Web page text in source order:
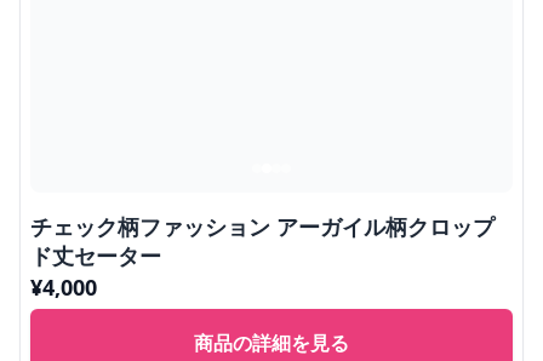
チェック柄ファッション アーガイル柄クロップ
ド丈セーター
¥4,000
商品の詳細を見る